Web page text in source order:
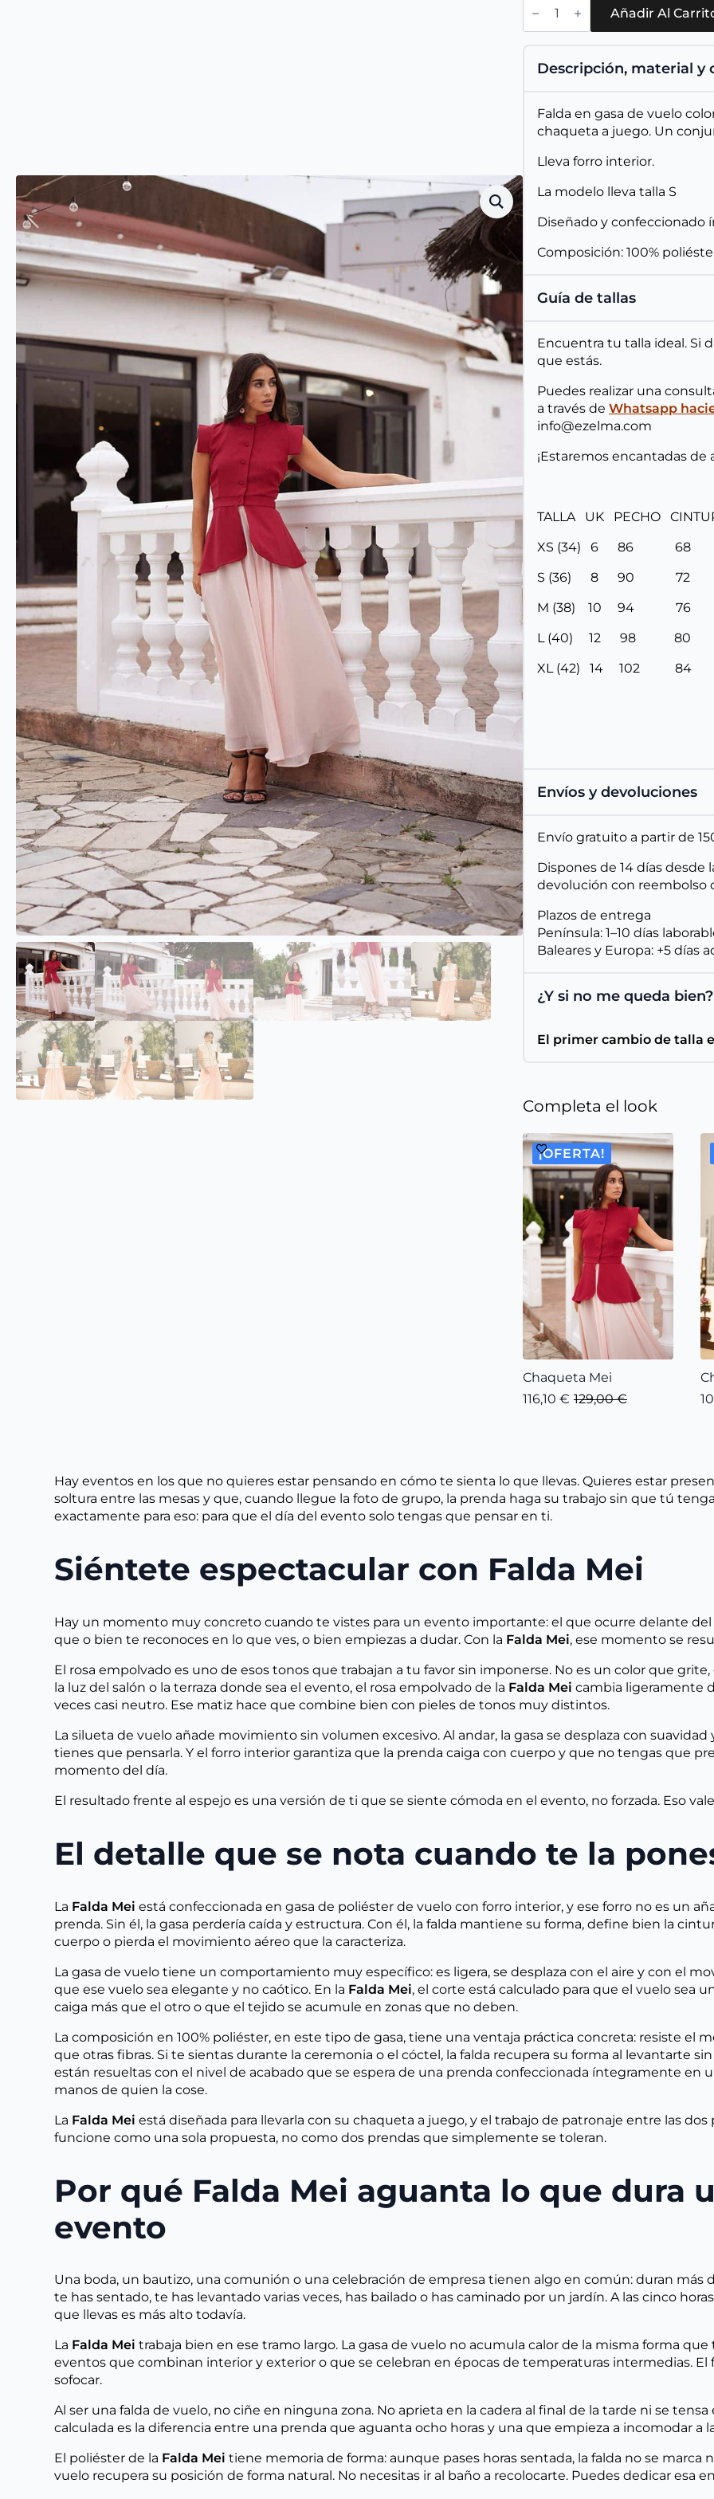
Mei
Añadir Al
Descripción, material y
Falda en gasa de vuelo
chaqueta a juego. Un
Lleva forro interior.
La modelo lleva talla S
Diseñado y confeccionado
Composición: 100%
Guía de tallas
Encuentra tu talla ideal. Si
que estás.
Puedes realizar una
a través de Whatsapp
info@ezelma.com
¡Estaremos encantadas de
TALLA UK PECHO
XS (34) 6 86
S (36) 8 90
M (38) 10 94
L (40) 12 98
XL (42) 14 102
Envíos y devoluciones
Envío gratuito a partir de
Dispones de 14 días desde
devolución con reembolso
Plazos de entrega
Península: 1–10 días
Baleares y Europa: +5 días
¿Y si no me queda bien?
El primer cambio de talla
Completa el look
¡OFERTA!
Chaqueta Mei
129,00€
El
116,10 €
El
El
El
Hay eventos en los que no quieres estar pensando en cómo te sienta lo que llevas. Quieres estar
soltura entre las mesas y que, cuando llegue la foto de grupo, la prenda haga su trabajo sin que tú
exactamente para eso: para que el día del evento solo tengas que pensar en ti.
Siéntete espectacular con Falda Mei
Hay un momento muy concreto cuando te vistes para un evento importante: el que ocurre delante del
que o bien te reconoces en lo que ves, o bien empiezas a dudar. Con la Falda Mei, ese momento se
El rosa empolvado es uno de esos tonos que trabajan a tu favor sin imponerse. No es un color que
la luz del salón o la terraza donde sea el evento, el rosa empolvado de la Falda Mei cambia ligeramente
veces casi neutro. Ese matiz hace que combine bien con pieles de tonos muy distintos.
La silueta de vuelo añade movimiento sin volumen excesivo. Al andar, la gasa se desplaza con
tienes que pensarla. Y el forro interior garantiza que la prenda caiga con cuerpo y que no tengas que
momento del día.
El resultado frente al espejo es una versión de ti que se siente cómoda en el evento, no forzada. Eso
El detalle que se nota cuando te la
La Falda Mei está confeccionada en gasa de poliéster de vuelo con forro interior, y ese forro no es un
prenda. Sin él, la gasa perdería caída y estructura. Con él, la falda mantiene su forma, define bien la
cuerpo o pierda el movimiento aéreo que la caracteriza.
La gasa de vuelo tiene un comportamiento muy específico: es ligera, se desplaza con el aire y con el
que ese vuelo sea elegante y no caótico. En la Falda Mei, el corte está calculado para que el vuelo sea
caiga más que el otro o que el tejido se acumule en zonas que no deben.
La composición en 100% poliéster, en este tipo de gasa, tiene una ventaja práctica concreta: resiste el
que otras fibras. Si te sientas durante la ceremonia o el cóctel, la falda recupera su forma al levantarte
están resueltas con el nivel de acabado que se espera de una prenda confeccionada íntegramente en
manos de quien la cose.
La Falda Mei está diseñada para llevarla con su chaqueta a juego, y el trabajo de patronaje entre las
funcione como una sola propuesta, no como dos prendas que simplemente se toleran.
Por qué Falda Mei aguanta lo que dura
evento
Una boda, un bautizo, una comunión o una celebración de empresa tienen algo en común: duran más
te has sentado, te has levantado varias veces, has bailado o has caminado por un jardín. A las cinco
que llevas es más alto todavía.
La Falda Mei trabaja bien en ese tramo largo. La gasa de vuelo no acumula calor de la misma forma
eventos que combinan interior y exterior o que se celebran en épocas de temperaturas intermedias.
sofocar.
Al ser una falda de vuelo, no ciñe en ninguna zona. No aprieta en la cadera al final de la tarde ni se
calculada es la diferencia entre una prenda que aguanta ocho horas y una que empieza a incomodar a
El poliéster de la Falda Mei tiene memoria de forma: aunque pases horas sentada, la falda no se marca
vuelo recupera su posición de forma natural. No necesitas ir al baño a recolocarte. Puedes dedicar esa